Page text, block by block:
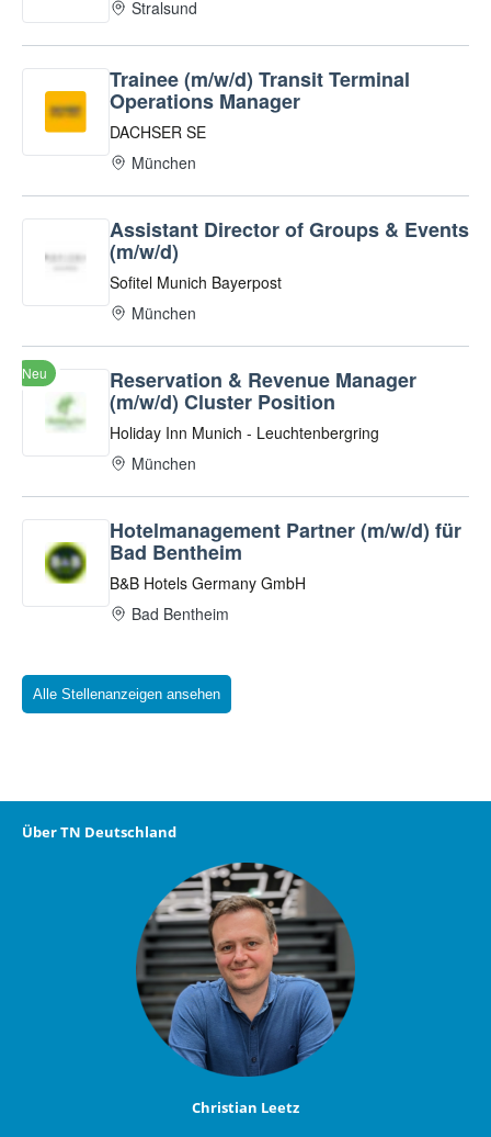
Alle Stellenanzeigen ansehen
Über TN Deutschland
Christian Leetz